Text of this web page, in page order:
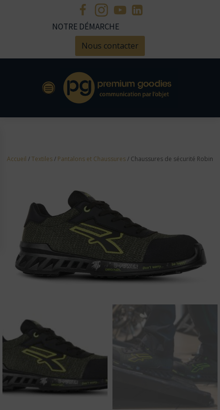
NOTRE DÉMARCHE
Nous contacter
Accueil /Textiles/ Pantalons et Chaussures/ Chaussures de sécurité Robin